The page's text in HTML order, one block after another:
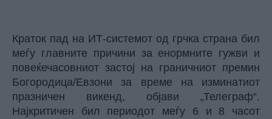
Краток пад на ИТ-системот од грчка страна бил
меѓу главните причини за енормните гужви и
повеќечасовниот застој на граничниот премин
Богородица/Евзони за време на изминатиот
празничен викенд, објави „Телеграф“.
Најкритичен бил периодот меѓу 6 и 8 часот